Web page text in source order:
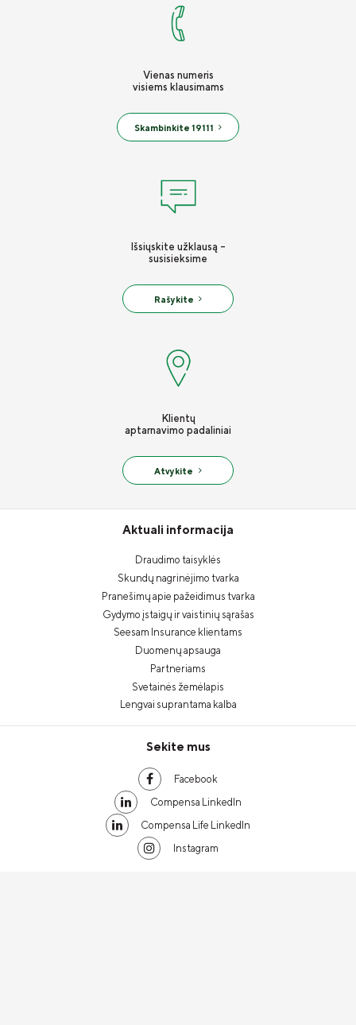
Vienas numeris
visiems klausimams
Skambinkite 19111
Išsiųskite užklausą -
susisieksime
Rašykite
Klientų
aptarnavimo padaliniai
Atvykite
Aktuali informacija
Draudimo taisyklės
Skundų nagrinėjimo tvarka
Pranešimų apie pažeidimus tvarka
Gydymo įstaigų ir vaistinių sąrašas
Seesam Insurance klientams
Duomenų apsauga
Partneriams
Svetainės žemėlapis
Lengvai suprantama kalba
Sekite mus
Facebook
Compensa LinkedIn
Compensa Life LinkedIn
Instagram